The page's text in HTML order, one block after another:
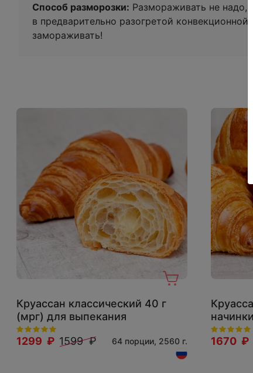
Способ разморозки: Размораживать не надо,
в предварительно разогретой
замораживать!
Круассан классический 40 г
(мрг) для выпекания
1299 ₽ 1599 ₽ 64 порции, 2560 г.
1670 ₽